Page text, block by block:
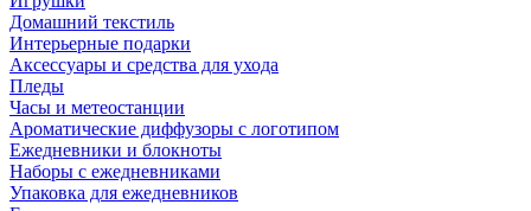
Домашний текстиль
Интерьерные подарки
Аксессуары и средства для ухода
Пледы
Часы и метеостанции
Ароматические диффузоры с логотипом
Ежедневники и блокноты
Наборы с ежедневниками
Упаковка для ежедневников